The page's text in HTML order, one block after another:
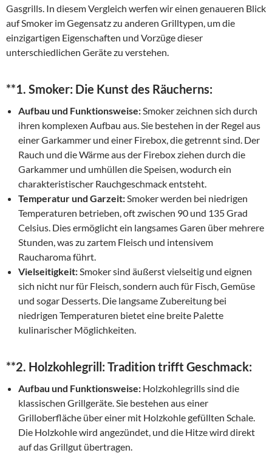
Gasgrills. In diesem Vergleich werfen wir einen genaueren Blick
auf Smoker im Gegensatz zu anderen Grilltypen, um die
einzigartigen Eigenschaften und Vorzüge dieser
unterschiedlichen Geräte zu verstehen.
**1. Smoker: Die Kunst des Räucherns:
Aufbau und Funktionsweise:Smoker zeichnen sich durch
ihren komplexen Aufbau aus. Sie bestehen in der Regel aus
einer Garkammer und einer Firebox, die getrennt sind. Der
Rauch und die Wärme aus der Firebox ziehen durch die
Garkammer und umhüllen die Speisen, wodurch ein
charakteristischer Rauchgeschmack entsteht.
Temperatur und Garzeit:Smoker werden bei niedrigen
Temperaturen betrieben, oft zwischen 90 und 135 Grad
Celsius. Dies ermöglicht ein langsames Garen über mehrere
Stunden, was zu zartem Fleisch und intensivem
Raucharoma führt.
Vielseitigkeit:Smoker sind äußerst vielseitig und eignen
sich nicht nur für Fleisch, sondern auch für Fisch, Gemüse
und sogar Desserts. Die langsame Zubereitung bei
niedrigen Temperaturen bietet eine breite Palette
kulinarischer Möglichkeiten.
**2. Holzkohlegrill: Tradition trifft Geschmack:
Aufbau und Funktionsweise: Holzkohlegrills sind die
klassischen Grillgeräte. Sie bestehen aus einer
Grilloberfläche über einer mit Holzkohle gefüllten Schale.
Die Holzkohle wird angezündet, und die Hitze wird direkt
auf das Grillgut übertragen.